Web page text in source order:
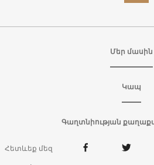
Մեր մասին
Կապ
Գաղտնիության
Հետևեք մեզ